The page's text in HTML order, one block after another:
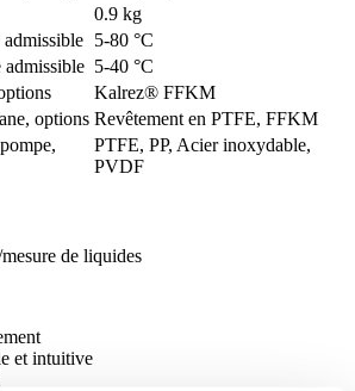
0.9 kg
5-80 °C
admissible 5-40 °C
Kalrez® FFKM
options Revêtement en PTFE, FFKM
PTFE, PP, Acier inoxydable,
PVDF
de liquides
et intuitive